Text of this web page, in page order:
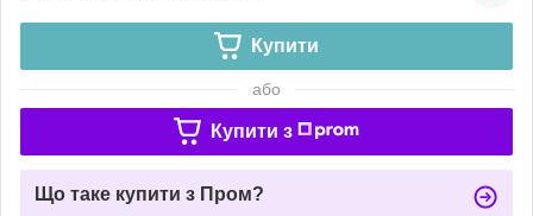
Купити
або
Купити з
Що таке купити з Пром?